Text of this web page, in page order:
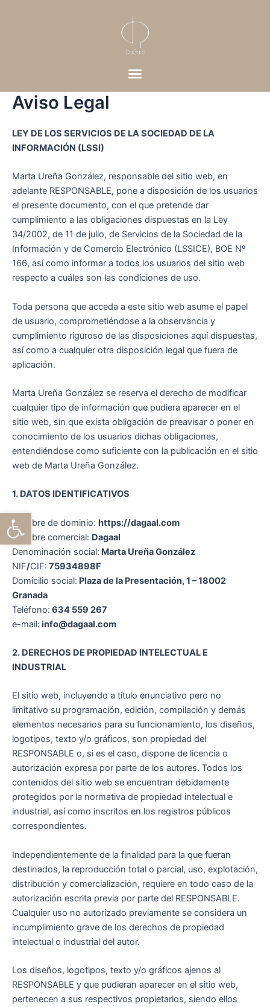
Abrir barra de herramientas
Aviso Legal
LEY DE LOS SERVICIOS DE LA SOCIEDAD DE LA
INFORMACIÓN (LSSI)
Marta Ureña González, responsable del sitio web, en
adelante RESPONSABLE, pone a disposición de los usuarios
el presente documento, con el que pretende dar
cumplimiento a las obligaciones dispuestas en la Ley
34/2002, de 11 de julio, de Servicios de la Sociedad de la
Información y de Comercio Electrónico (LSSICE), BOE Nº
166, así como informar a todos los usuarios del sitio web
respecto a cuáles son las condiciones de uso.
Toda persona que acceda a este sitio web asume el papel
de usuario, comprometiéndose a la observancia y
cumplimiento riguroso de las disposiciones aquí dispuestas,
así como a cualquier otra disposición legal que fuera de
aplicación.
Marta Ureña González se reserva el derecho de modificar
cualquier tipo de información que pudiera aparecer en el
sitio web, sin que exista obligación de preavisar o poner en
conocimiento de los usuarios dichas obligaciones,
entendiéndose como suficiente con la publicación en el sitio
web de Marta Ureña González.
1. DATOS IDENTIFICATIVOS
Nombre de dominio: https://dagaal.com
Nombre comercial: Dagaal
Denominación social: Marta Ureña González
NIF/CIF: 75934898F
Domicilio social: Plaza de la Presentación, 1 – 18002
Granada
Teléfono: 634 559 267
e-mail: info@dagaal.com
2. DERECHOS DE PROPIEDAD INTELECTUAL E
INDUSTRIAL
El sitio web, incluyendo a título enunciativo pero no
limitativo su programación, edición, compilación y demás
elementos necesarios para su funcionamiento, los diseños,
logotipos, texto y/o gráficos, son propiedad del
RESPONSABLE o, si es el caso, dispone de licencia o
autorización expresa por parte de los autores. Todos los
contenidos del sitio web se encuentran debidamente
protegidos por la normativa de propiedad intelectual e
industrial, así como inscritos en los registros públicos
correspondientes.
Independientemente de la finalidad para la que fueran
destinados, la reproducción total o parcial, uso, explotación,
distribución y comercialización, requiere en todo caso de la
autorización escrita previa por parte del RESPONSABLE.
Cualquier uso no autorizado previamente se considera un
incumplimiento grave de los derechos de propiedad
intelectual o industrial del autor.
Los diseños, logotipos, texto y/o gráficos ajenos al
RESPONSABLE y que pudieran aparecer en el sitio web,
pertenecen a sus respectivos propietarios, siendo ellos